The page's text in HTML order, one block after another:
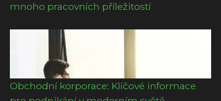
mnoho pracovních příležitostí
Obchodní korporace: Klíčové informace